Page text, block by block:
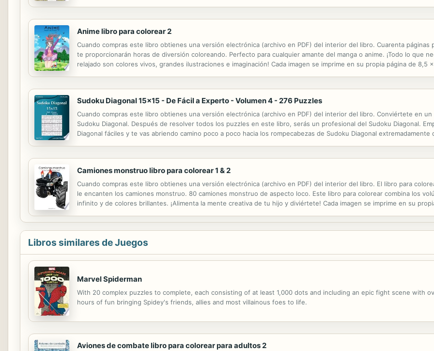
Anime libro para colorear 2
Cuando compras este libro obtienes una versión electrónica (archivo en PDF) del interior del libro. Cuarenta páginas
te proporcionarán horas de diversión coloreando. Perfecto para cualquier amante del manga o anime. ¡Todo lo que
relajado son colores vivos, grandes ilustraciones e imaginación! Cada imagen se imprime en su propia página de 8,5
Sudoku Diagonal 15x15 - De Fácil a Experto - Volumen 4 - 276 Puzzles
Cuando compras este libro obtienes una versión electrónica (archivo en PDF) del interior del libro. Conviértete en
Sudoku Diagonal. Después de resolver todos los puzzles en este libro, serás un profesional del Sudoku Diagonal.
Diagonal fáciles y te vas abriendo camino poco a poco hacia los rompecabezas de Sudoku Diagonal
Camiones monstruo libro para colorear 1 & 2
Cuando compras este libro obtienes una versión electrónica (archivo en PDF) del interior del libro. El libro para
le encanten los camiones monstruo. 80 camiones monstruo de aspecto loco. Este libro para colorear combina los
infinito y de colores brillantes. ¡Alimenta la mente creativa de tu hijo y diviértete! Cada imagen se imprime en su
Libros similares de Juegos
Marvel Spiderman
With 20 complex puzzles to complete, each consisting of at least 1,000 dots and including an epic fight scene with
hours of fun bringing Spidey's friends, allies and most villainous foes to life.
Aviones de combate libro para colorear para adultos 2